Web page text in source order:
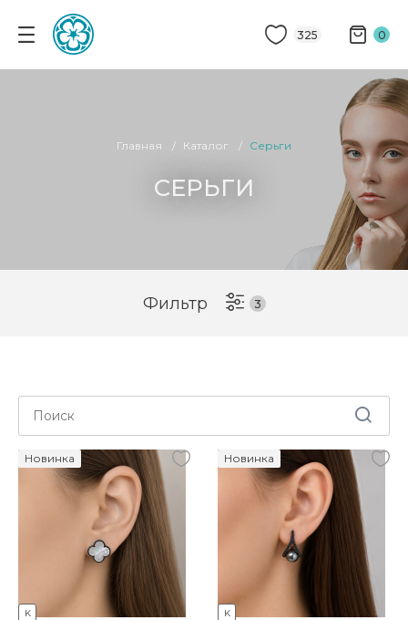
325 0
Главная Каталог Серьги
СЕРЬГИ
Фильтр 3
K
Новинка
K
Новинка